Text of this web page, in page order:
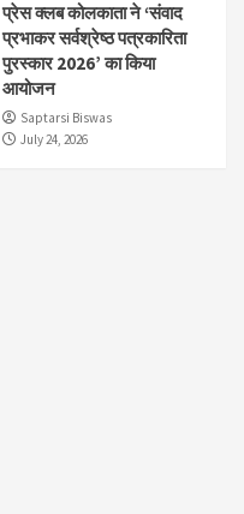
प्रेस क्लब कोलकाता ने ‘संवाद
प्रभाकर सर्वश्रेष्ठ पत्रकारिता
पुरस्कार 2026’ का किया
आयोजन
Saptarsi Biswas
July 24, 2026